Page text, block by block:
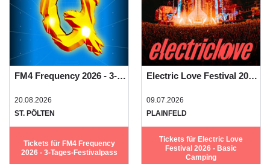
FM4 Frequency 2026 - 3-Tages-Festivalpass
20.08.2026
ST. PÖLTEN
Tickets für FM4 Frequency
2026 - 3-Tages-Festivalpass
Electric Love Festival 2026 - Basic Camping
09.07.2026
PLAINFELD
Tickets für Electric Love
Festival 2026 - Basic
Camping